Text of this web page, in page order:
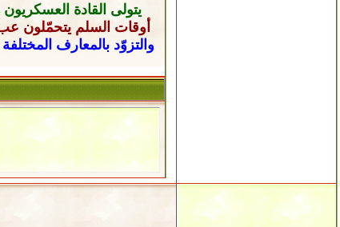
يتولى القادة العسكريون
أوقات السلم يتحمّلون
والتزوّد بالمعارف